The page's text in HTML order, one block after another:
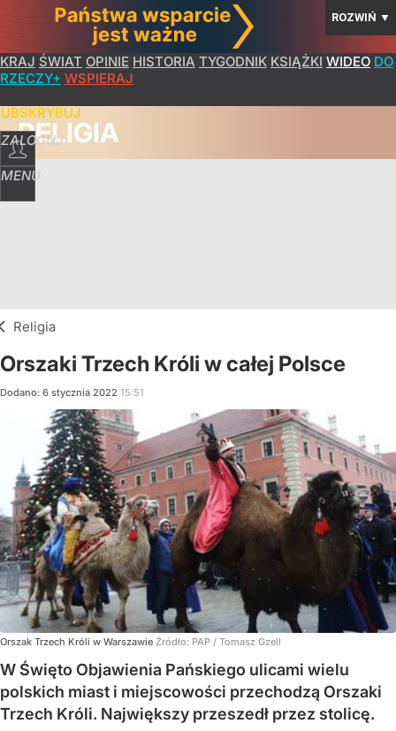
ROZWIŃ ▼
KRAJ ŚWIAT OPINIE HISTORIA TYGODNIK KSIĄŻKI WIDEO DO
RZECZY+ WSPIERAJ
ZALOGUJ
MENU
RELIGIA
Religia
Orszaki Trzech Króli w całej Polsce
Dodano: 6 stycznia 2022 15:51
Orszak Trzech Króli w Warszawie Źródło: PAP / Tomasz Gzell
W Święto Objawienia Pańskiego ulicami wielu
polskich miast i miejscowości przechodzą Orszaki
Trzech Króli. Największy przeszedł przez stolicę.